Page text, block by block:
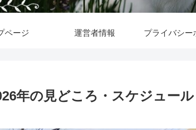
ページ 運営者情報 プライバシー
年の見どころ・スケジュー